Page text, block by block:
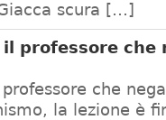
scura […]
il professore che
che
la lezione è